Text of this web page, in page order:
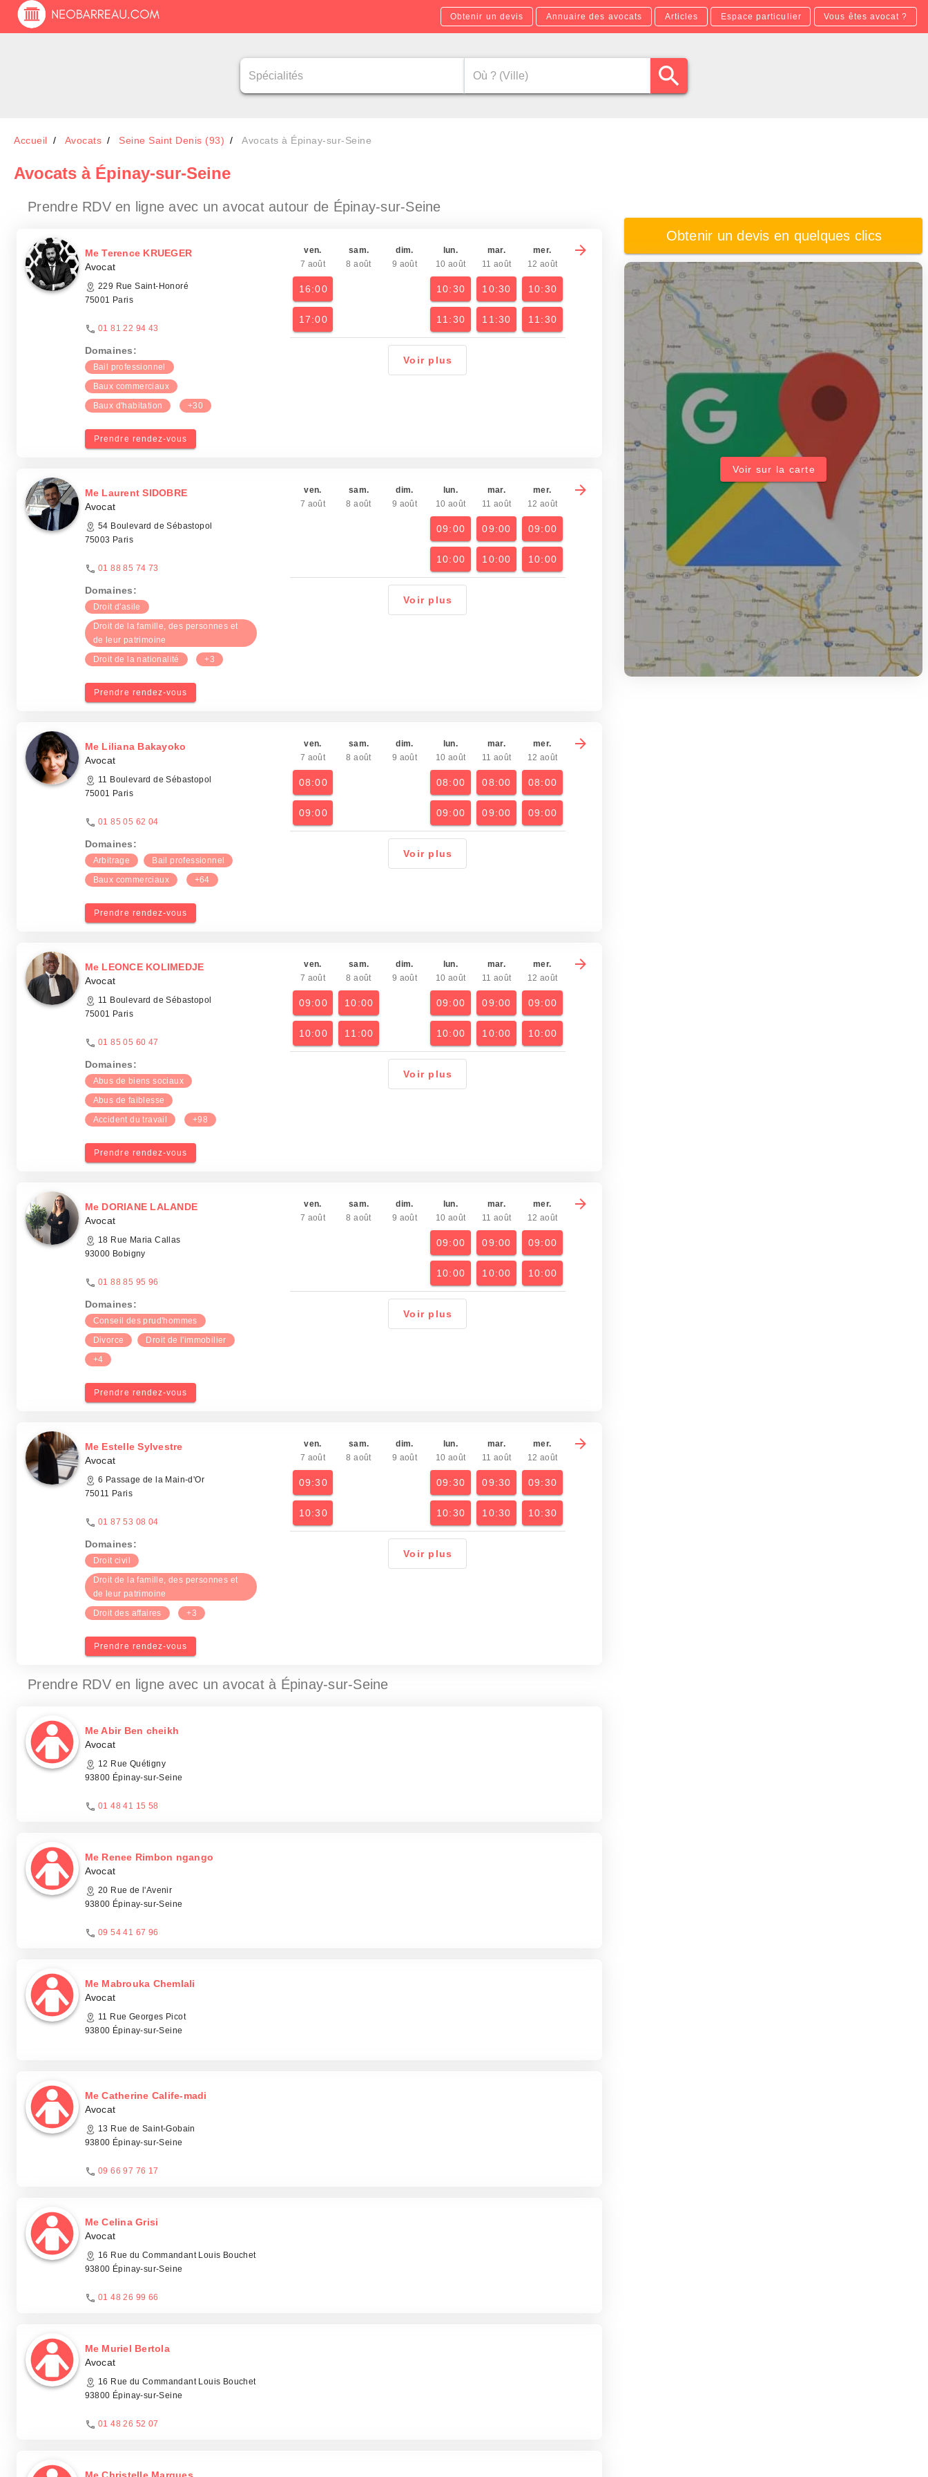
Obtenir un devis Annuaire des avocats Articles Espace particulier Vous êtes avocat ?
Accueil Avocats Seine Saint Denis (93) Avocats à Épinay-sur-Seine
Avocats à Épinay-sur-Seine
Prendre RDV en ligne avec un avocat autour de Épinay-sur-Seine
Me Terence KRUEGER
Avocat
229 Rue Saint-Honoré
75001 Paris
01 81 22 94 43
Domaines:
Bail professionnel
Baux commerciaux
Baux d'habitation
+30
Prendre rendez-vous
ven.
7 août
16:00
17:00
sam.
8 août
dim.
9 août
lun.
10 août
10:30
11:30
mar.
11 août
10:30
11:30
mer.
12 août
10:30
11:30
Voir plus
Me Laurent SIDOBRE
Avocat
54 Boulevard de Sébastopol
75003 Paris
01 88 85 74 73
Domaines:
Droit d'asile
Droit de la famille, des personnes et
de leur patrimoine
Droit de la nationalité
+3
Prendre rendez-vous
ven.
7 août
sam.
8 août
dim.
9 août
lun.
10 août
09:00
10:00
mar.
11 août
09:00
10:00
mer.
12 août
09:00
10:00
Voir plus
Me Liliana Bakayoko
Avocat
11 Boulevard de Sébastopol
75001 Paris
01 85 05 62 04
Domaines:
Arbitrage
Bail professionnel
Baux commerciaux
+64
Prendre rendez-vous
ven.
7 août
08:00
09:00
sam.
8 août
dim.
9 août
lun.
10 août
08:00
09:00
mar.
11 août
08:00
09:00
mer.
12 août
08:00
09:00
Voir plus
Me LEONCE KOLIMEDJE
Avocat
11 Boulevard de Sébastopol
75001 Paris
01 85 05 60 47
Domaines:
Abus de biens sociaux
Abus de faiblesse
Accident du travail
+98
Prendre rendez-vous
ven.
7 août
09:00
10:00
sam.
8 août
10:00
11:00
dim.
9 août
lun.
10 août
09:00
10:00
mar.
11 août
09:00
10:00
mer.
12 août
09:00
10:00
Voir plus
Me DORIANE LALANDE
Avocat
18 Rue Maria Callas
93000 Bobigny
01 88 85 95 96
Domaines:
Conseil des prud'hommes
Divorce
Droit de l'immobilier
+4
Prendre rendez-vous
ven.
7 août
sam.
8 août
dim.
9 août
lun.
10 août
09:00
10:00
mar.
11 août
09:00
10:00
mer.
12 août
09:00
10:00
Voir plus
Me Estelle Sylvestre
Avocat
6 Passage de la Main-d'Or
75011 Paris
01 87 53 08 04
Domaines:
Droit civil
Droit de la famille, des personnes et
de leur patrimoine
Droit des affaires
+3
Prendre rendez-vous
ven.
7 août
09:30
10:30
sam.
8 août
dim.
9 août
lun.
10 août
09:30
10:30
mar.
11 août
09:30
10:30
mer.
12 août
09:30
10:30
Voir plus
Prendre RDV en ligne avec un avocat à Épinay-sur-Seine
Me Abir Ben cheikh
Avocat
12 Rue Quétigny
93800 Épinay-sur-Seine
01 48 41 15 58
Me Renee Rimbon ngango
Avocat
20 Rue de l'Avenir
93800 Épinay-sur-Seine
09 54 41 67 96
Me Mabrouka Chemlali
Avocat
11 Rue Georges Picot
93800 Épinay-sur-Seine
Me Catherine Calife-madi
Avocat
13 Rue de Saint-Gobain
93800 Épinay-sur-Seine
09 66 97 76 17
Me Celina Grisi
Avocat
16 Rue du Commandant Louis Bouchet
93800 Épinay-sur-Seine
01 48 26 99 66
Me Muriel Bertola
Avocat
16 Rue du Commandant Louis Bouchet
93800 Épinay-sur-Seine
01 48 26 52 07
Obtenir un devis en quelques clics
Voir sur la carte